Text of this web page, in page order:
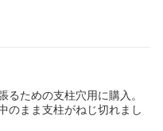
るための支柱穴用に購入。
のまま支柱がねじ切れまし